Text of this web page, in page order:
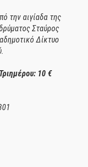
την αιγίαδα της
Σταύρος
Δίκτυο
10 €